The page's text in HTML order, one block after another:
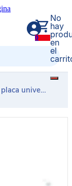
0
No
hay
en
el
PROTOOLS TE01